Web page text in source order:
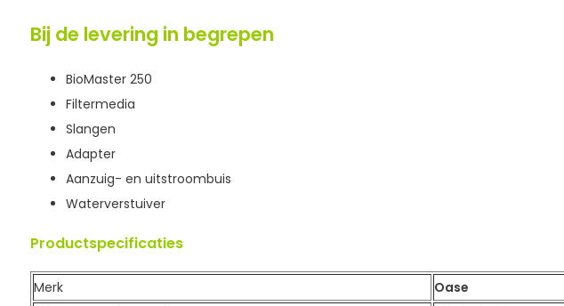
Bij de levering in begrepen
BioMaster 250
Filtermedia
Slangen
Adapter
Aanzuig- en uitstroombuis
Waterverstuiver
Productspecificaties
Merk
Oase